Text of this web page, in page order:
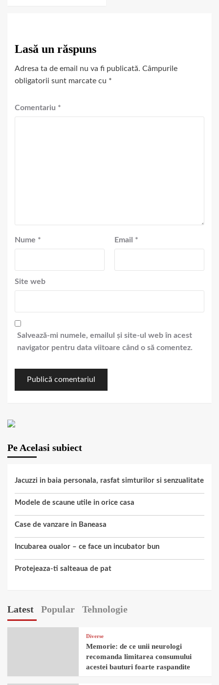
Lasă un răspuns
Adresa ta de email nu va fi publicată. Câmpurile
obligatorii sunt marcate cu *
Comentariu *
Nume * Email *
Site web
Salvează-mi numele, emailul și site-ul web în acest
navigator pentru data viitoare când o să comentez.
Pe Acelasi subiect
Jacuzzi in baia personala, rasfat simturilor si senzualitate
Modele de scaune utile in orice casa
Case de vanzare in Baneasa
Incubarea oualor – ce face un incubator bun
Protejeaza-ti salteaua de pat
Latest Popular Tehnologie
Diverse
Memorie: de ce unii neurologi
recomanda limitarea consumului
acestei bauturi foarte raspandite